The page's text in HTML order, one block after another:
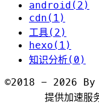
android(2)
cdn(1)
工具(2)
hexo(1)
知识分析(0)
©2018 - 2026 By
提供加速服